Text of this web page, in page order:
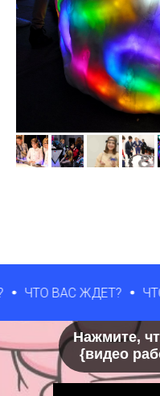
ВАС ЖДЕТ? ЧТО ВАС
Нажмите,
{видео